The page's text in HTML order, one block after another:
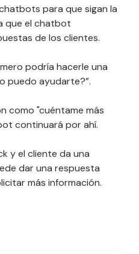
para que sigan la
que el chatbot
de los clientes.
podría hacerle una
puedo ayudarte?”.
como "cuéntame más
continuará por ahí.
y el cliente da una
dar una respuesta
más información.